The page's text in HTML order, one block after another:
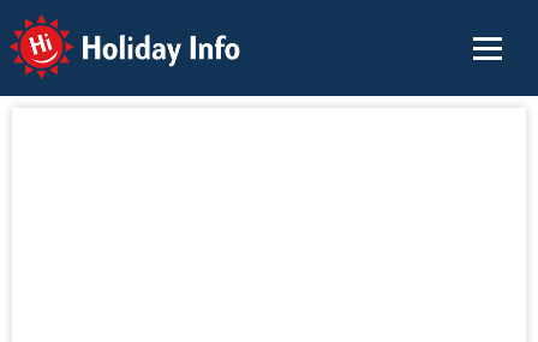
Holiday Info